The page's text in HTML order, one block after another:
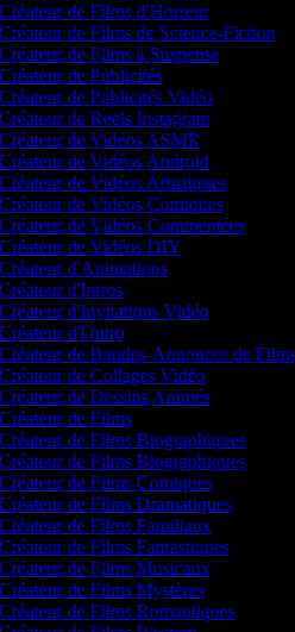
de Films d'Horreur
de Films de Science-Fiction
de Films à Suspense
de Publicités
de Publicités Vidéo
de Reels Instagram
de Vidéos ASMR
de Vidéos Android
de Vidéos Artistiques
de Vidéos Comiques
de Vidéos Commentées
de Vidéos DIY
d'Animations
d'Intros
d'Invitations Vidéo
d'Outro
de Bandes-Annonces de Films
de Collages Vidéo
de Dessins Animés
de Films
de Films Biographiques
de Films Biographiques
de Films Comiques
de Films Dramatiques
de Films Familiaux
de Films Fantastiques
de Films Musicaux
de Films Mystères
de Films Romantiques